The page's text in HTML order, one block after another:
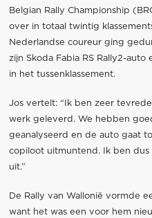
Belgian Rally Championship
over in totaal twintig
Nederlandse coureur ging
zijn Skoda Fabia RS Rally2-
in het tussenklassement.
Jos vertelt: “Ik ben zeer
werk geleverd. We hebben
geanalyseerd en de auto gaat
copiloot uitmuntend. Ik ben
uit.”
De Rally van Wallonië vormde
want het was een voor hem